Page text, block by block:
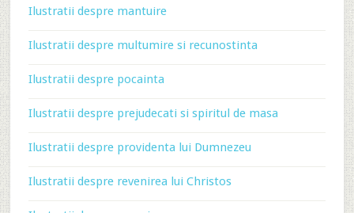
Ilustratii despre mantuire
Ilustratii despre multumire si recunostinta
Ilustratii despre pocainta
Ilustratii despre prejudecati si spiritul de masa
Ilustratii despre providenta lui Dumnezeu
Ilustratii despre revenirea lui Christos